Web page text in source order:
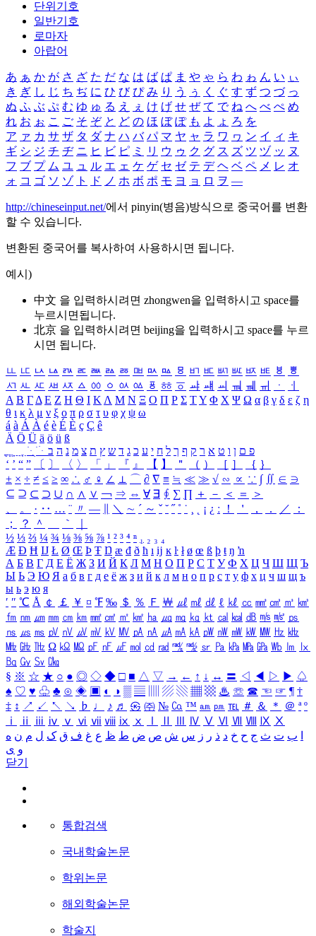
단위기호
일반기호
로마자
아랍어
あ ぁ か が さ ざ た だ な は ば ぱ ま や ゃ ら わ ゎ ん い ぃ
き ぎ し じ ち ぢ に ひ び ぴ み り う ぅ く ぐ す ず つ づ っ
ぬ ふ ぶ ぷ む ゆ ゅ る え ぇ け げ せ ぜ て で ね へ べ ぺ め
れ お ぉ こ ご そ ぞ と ど の ほ ぼ ぽ も よ ょ ろ を
ア ァ カ サ ザ タ ダ ナ ハ バ パ マ ヤ ャ ラ ワ ヮ ン イ ィ キ
ギ シ ジ チ ヂ ニ ヒ ビ ピ ミ リ ウ ゥ ク グ ス ズ ツ ヅ ッ ヌ
フ ブ プ ム ユ ュ ル エ ェ ケ ゲ セ ゼ テ デ ヘ ベ ペ メ レ オ
ォ コ ゴ ソ ゾ ト ド ノ ホ ボ ポ モ ヨ ョ ロ ヲ ―
http://chineseinput.net/에서 pinyin(병음)방식으로 중국어를 변환
할 수 있습니다.
변환된 중국어를 복사하여 사용하시면 됩니다.
예시)
中文 을 입력하시려면 zhongwen을 입력하시고 space를
누르시면됩니다.
北京 을 입력하시려면 beijing을 입력하시고 space를 누르
시면 됩니다.
ㅥ ㅦ ㅧ ㅨ ㅩ ㅪ ㅫ ㅬ ㅭ ㅮ ㅯ ㅰ ㅱ ㅲ ㅳ ㅴ ㅵ ㅶ ㅷ ㅸ
ㅹ
ㅺ ㅻ ㅼ ㅽ ㅾ ㅿ ㆀ ㆁ ㆂ ㆃ ㆄ ㆅ ㆆ ㆇ ㆈ ㆉ ㆊ ㆋ ㆌ ㆍ
ㆎ
Α Β ΓΔ Ε Ζ Η Θ Ι ΚΛ Μ Ν Ξ Ο Π Ρ Σ ΤΥ Φ Χ Ψ Ω α β γ δ ε ζ η
θ ι κ λ μ ν ξ ο π ρ σ τ υ φ χ ψ ω
á à Á À é è É È ç Ç ê
Ä Ö Ü ä ö ü ß
ִֶֹ ֻּ ׁׂ פ ם ן ו ט א ר ק ף ך ל ח י ע כ ג ד ש ץ ת צ מ נ ה ב
‘ ’ “ ” 〔 〕 〈 〉 「 」 『 』 【 】 ＂ （ ） ［ ］ ｛ ｝
± × ÷ ≠ ≤ ≥ ∞ ∴ ♂ ♀ ∠ ⊥ ⌒ ∂ ∇ ≡ ≒ ≪ ≫ √ ∽ ∝ ∵ ∫ ∬ ∈ ∋
⊆ ⊇ ⊂ ⊃ ∪ ∩ ∧ ∨ ￢ ⇒ ⇔ ∀ ∃ ∮ ∑ ∏ ＋ － ＜ ＝
＞
、
。 · ‥ … ¨ 〃 ― ＼ ∼ ´ ～ ˇ ˘ ˝ ˚ ˙ ¸ ¡ ¿ ː ！ ＇ ， ． ／
：
；
？ ＾ ｀
½ ⅓ ⅔ ¼ ¾ ⅛ ⅜ ⅝ ⅞ ¹ ² ³ ⁴ ⁿ ₁ ₂ ₃ ₄
Æ Ð Ħ Ĳ Ł Ø Œ Þ Ŧ Ŋ æ đ ð ħ ı ĳ ĸ ŀ ł ø œ ß þ ŧ ŋ ŉ
А Б В Г Д Е Ё Ж З И Й К Л М Н О П Р С Т У Ф Х Ц Ч Ш Щ Ъ
Ы Ь Э Ю Я а б в г д е ё ж з и й к л м н о п р с т у ф х ц ч ш щ ъ
ы ь э ю я
′ ″ ℃ Å ￠ ￡ ￥ ¤ ℉ ‰ ＄ ％ Ｆ ￦ ㎕ ㎖ ㎗ ℓ ㎘ ㏄ ㎣ ㎤ ㎥ ㎦
㎙ ㎚ ㎛ ㎜ ㎝ ㎞ ㎟ ㎠ ㎡ ㎢ ㏊ ㎍ ㎎ ㎏ ㏏ ㎈ ㎉ ㏈ ㎧ ㎨ ㎰
㎱ ㎲ ㎳ ㎴ ㎵ ㎶ ㎷ ㎸ ㎹ ㎀ ㎁ ㎂ ㎃ ㎄ ㎺ ㎻ ㎽ ㎾ ㎿ ㎐ ㎑
㎒ ㎓ ㎔ Ω ㏀ ㏁ ㎊ ㎋ ㎌ ㏖ ㏅ ㎭ ㎮ ㎯ ㏛ ㎩ ㎪ ㎫ ㎬ ㏝ ㏐
㏓
㏃ ㏉ ㏜ ㏆
§ ※ ☆ ★ ○ ● ◎ ◇ ◆ □ ■ △ ▽ → ← ↑ ↓ ↔ 〓 ◁ ◀ ▷ ▶ ♤
♠ ♡ ♥ ♧ ♣ ⊙ ◈ ▣ ◐ ◑ ▒ ▤ ▨ ▧ ▦ ▩ ♨ ☏ ☎ ☜ ☞ ¶ †
‡ ↕ ↗ ↙ ↖ ↘ ♭ ♩ ♪ ♬ ㉿ ㈜ № ㏇ ™ ㏂ ㏘ ℡ ＃ ＆ ＊ ＠ ª º
ⅰ
ⅱ ⅲ ⅳ ⅴ ⅵ ⅶ ⅷ ⅸ ⅹ Ⅳ Ⅴ Ⅵ Ⅶ Ⅷ Ⅸ Ⅹ
ب ت ث ج ح خ د ذ ر ز س ش ص ض ط ظ ع غ ف ق ک ل م ن ه
و ی
닫기
통합검색
국내학술논문
학위논문
해외학술논문
학술지